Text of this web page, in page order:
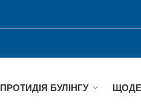
ПРОТИДІЯ БУЛІНГУ